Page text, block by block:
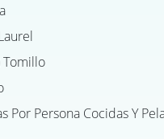
Tomillo
Por Persona Cocidas Y